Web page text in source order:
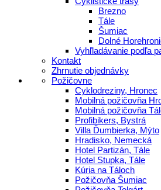
Brezno
Tále
Šumiac
Dolné
Vyhľladávanie podľa
Kontakt
Zhrnutie objednávky
Požičovne
Cyklodreziny, Hronec
Mobilná požičovňa
Mobilná požičovňa
Profibikers, Bystrá
Villa Ďumbierka, Mýto
Hradisko, Nemecká
Hotel Partizán, Tále
Hotel Stupka, Tále
Kúria na Táloch
Požičovňa Šumiac